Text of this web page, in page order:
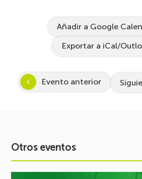
Añadir a Google
Exportar a iCal/
Evento anterior
Otros eventos